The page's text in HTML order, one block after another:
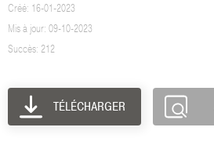
Créé: 16-01-2023
Mis à jour: 09-10-2023
Succès: 212
TÉLÉCHARGER